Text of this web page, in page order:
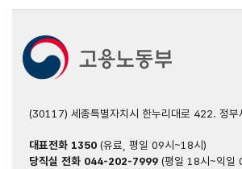
(30117) 세종특별자치시 한누리대로 422. 정부
대표전화 1350(유료, 평일 09시~18시)
당직실 전화 044-202-7999(평일 18시~익일